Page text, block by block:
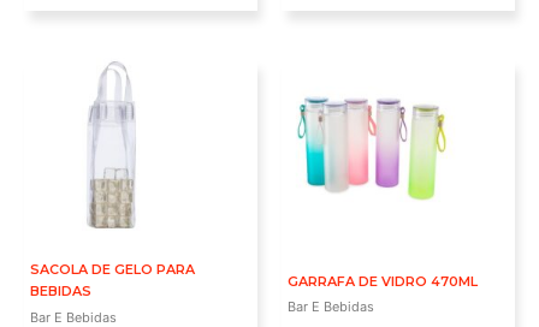
SACOLA DE GELO PARA
BEBIDAS
Bar E Bebidas
GARRAFA DE VIDRO 470ML
Bar E Bebidas